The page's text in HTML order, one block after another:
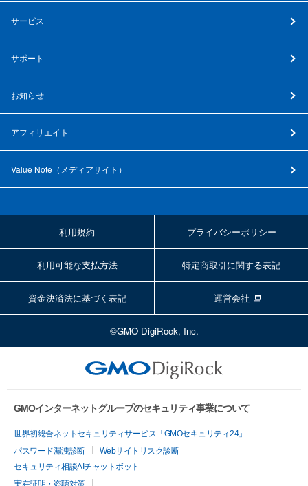
サービス
サポート
お知らせ
アフィリエイト
Value Note（ メディアサイト ）
利用規約 プライバシーポリシー
利用可能な支払方法 特定商取引に関する表記
資金決済法に基づく表記 運営会社
©GMO DigiRock, Inc.
GMOインターネットグループのセキュリティ事業について
世界初総合ネットセキュリティサービス「GMOセキュリティ24」
パスワード漏洩診断
Webサイトリスク診断
セキュリティ相談AIチャットボット
実在証明・盗聴対策